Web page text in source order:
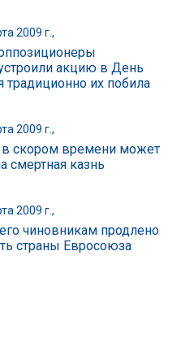
2009 г.,
акцию в День
традиционно их побила
2009 г.,
в скором времени может
смертная казнь
2009 г.,
чиновникам продлено
страны Евросоюза